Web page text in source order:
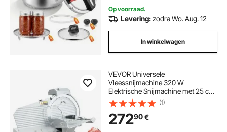
Op voorraad.
Levering:zodra Wo. Aug. 12
In winkelwagen
VEVOR Universele
Vleessnijmachine 320 W
Elektrische Snijmachine met 25 cm
Mes, Vleessnijmachine met
instelbare dikte van 0-10 mm, voor
Diepvriesvlees, Ham, Biefstuk
(1)
27290€